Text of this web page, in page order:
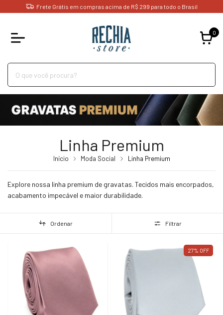
Frete Grátis em compras acima de R$ 299 para todo o Brasil
0
Linha Premium
Início Moda Social Linha Premium
Explore nossa linha premium de gravatas. Tecidos mais encorpados,
acabamento impecável e maior durabilidade.
Ordenar Filtrar
27% OFF